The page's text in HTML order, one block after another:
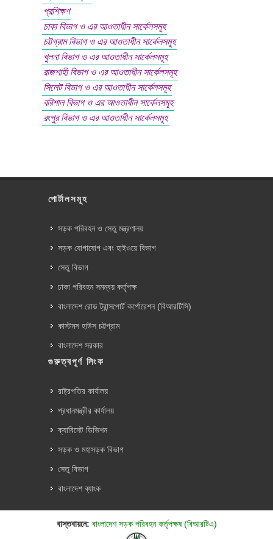
প্রশিক্ষণ
ঢাকা বিভাগ ও এর আওতাধীন সার্কেলসমূহ
চট্টগ্রাম বিভাগ ও এর আওতাধীন সার্কেলসমূহ
খুলনা বিভাগ ও এর আওতাধীন সার্কেলসমূহ
রাজশাহী বিভাগ ও এর আওতাধীন সার্কেলসমূহ
সিলেট বিভাগ ও এর আওতাধীন সার্কেলসমূহ
বরিশাল বিভাগ ও এর আওতাধীন সার্কেলসমূহ
রংপুর বিভাগ ও এর আওতাধীন সার্কেলসমূহ
পোর্টালসমূহ
সড়ক পরিবহন ও সেতু মন্ত্রণালয়
সড়ক যোগাযোগ এবং হাইওয়ে বিভাগ
সেতু বিভাগ
ঢাকা পরিবহন সমন্বয় কর্তৃপক্ষ
বাংলাদেশ রোড ট্রান্সপোর্ট কর্পোরেশন (বিআরটিসি)
কাস্টমস হাউস চট্টগ্রাম
বাংলাদেশ সরকার
গুরুত্বপূর্ণ লিংক
রাষ্ট্রপতির কার্যালয়
প্রধানমন্ত্রীর কার্যালয়
ক্যাবিনেট ডিভিশন
সড়ক ও মহাসড়ক বিভাগ
সেতু বিভাগ
বাংলাদেশ ব্যাংক
বাস্তবায়নে: বাংলাদেশ সড়ক পরিবহন কর্তৃপক্ষ (বিআরটিএ)